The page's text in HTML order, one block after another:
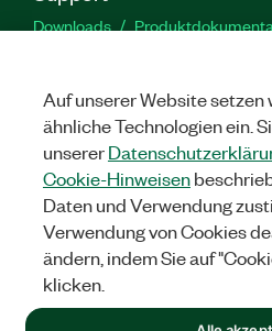
Downloads
RECHTLICHE HINWEISE
verwalten
©NATIONAL INSTRUMENTS CORP.
Auf unserer Website setzen
ähnliche Technologien ein.
unserer
Cookie-Hinweisen
Daten und Verwendung
Verwendung von Cookies
ändern, indem Sie auf
klicken.